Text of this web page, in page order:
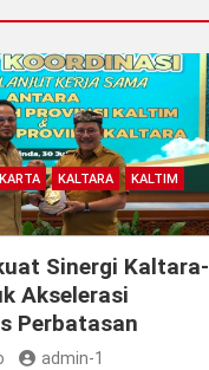
KALTARA
KALTIM
Sinergi Kaltara-
Akselerasi
Perbatasan
admin-1